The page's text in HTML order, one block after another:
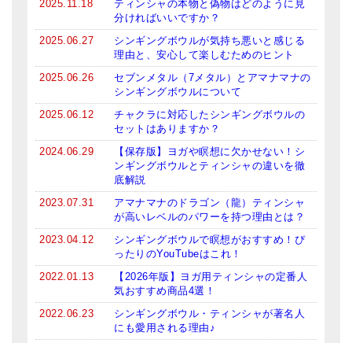
2025.11.18
ティンシャの本物と偽物はどのように見
分ければいいですか？
2025.06.27
シンギングボウルが気持ち悪いと感じる
理由と、安心して楽しむためのヒント
2025.06.26
セブンメタル（7メタル）とアマナマナの
シンギングボウルについて
2025.06.12
チャクラに対応したシンギングボウルの
セットはありますか？
2024.06.29
【保存版】ヨガや瞑想に欠かせない！シ
ンギングボウルとティンシャの違いを徹
底解説
2023.07.31
アマナマナのドラゴン（龍）ティンシャ
が高いレベルのパワーを持つ理由とは？
2023.04.12
シンギングボウルで瞑想がおすすめ！ぴ
ったりのYouTubeはこれ！
2022.01.13
【2026年版】ヨガ用ティンシャの定番人
気おすすめ商品4選！
2022.06.23
シンギングボウル・ティンシャが著名人
にも愛用される理由♪